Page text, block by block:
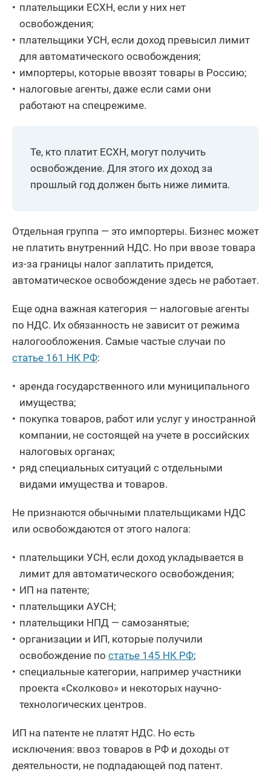
плательщики ЕСХН, если у них нет
освобождения;
плательщики УСН, если доход превысил лимит
для автоматического освобождения;
импортеры, которые ввозят товары в Россию;
налоговые агенты, даже если сами они
работают на спецрежиме.
Те, кто платит ЕСХН, могут получить
освобождение. Для этого их доход за
прошлый год должен быть ниже лимита.
Отдельная группа — это импортеры. Бизнес может
не платить внутренний НДС. Но при ввозе товара
из-за границы налог заплатить придется,
автоматическое освобождение здесь не работает.
Еще одна важная категория — налоговые агенты
по НДС. Их обязанность не зависит от режима
налогообложения. Самые частые случаи по
статье 161 НК РФ:
аренда государственного или муниципального
имущества;
покупка товаров, работ или услуг у иностранной
компании, не состоящей на учете в российских
налоговых органах;
ряд специальных ситуаций с отдельными
видами имущества и товаров.
Не признаются обычными плательщиками НДС
или освобождаются от этого налога:
плательщики УСН, если доход укладывается в
лимит для автоматического освобождения;
ИП на патенте;
плательщики АУСН;
плательщики НПД — самозанятые;
организации и ИП, которые получили
освобождение по статье 145 НК РФ;
специальные категории, например участники
проекта «Сколково» и некоторых научно-
технологических центров.
ИП на патенте не платят НДС. Но есть
исключения: ввоз товаров в РФ и доходы от
деятельности, не подпадающей под патент.